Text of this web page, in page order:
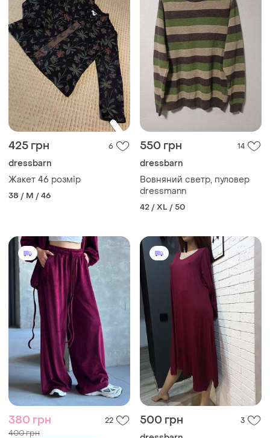
425 грн 6
dressbarn
Жакет 46 розмір
38 / M / 46
550 грн 14
dressbarn
Вовняний светр, пуловер
dressmann
42 / XL / 50
380 грн 22
400 грн
500 грн 3